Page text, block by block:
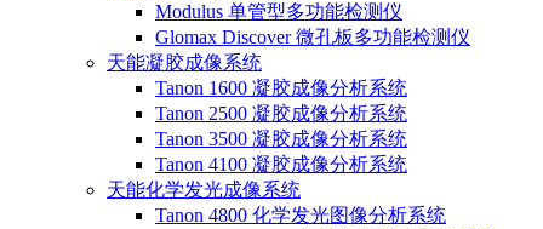
Modulus 单管型多功能检测仪
Glomax Discover 微孔板多功能检测仪
天能凝胶成像系统
Tanon 1600 凝胶成像分析系统
Tanon 2500 凝胶成像分析系统
Tanon 3500 凝胶成像分析系统
Tanon 4100 凝胶成像分析系统
天能化学发光成像系统
Tanon 4800 化学发光图像分析系统